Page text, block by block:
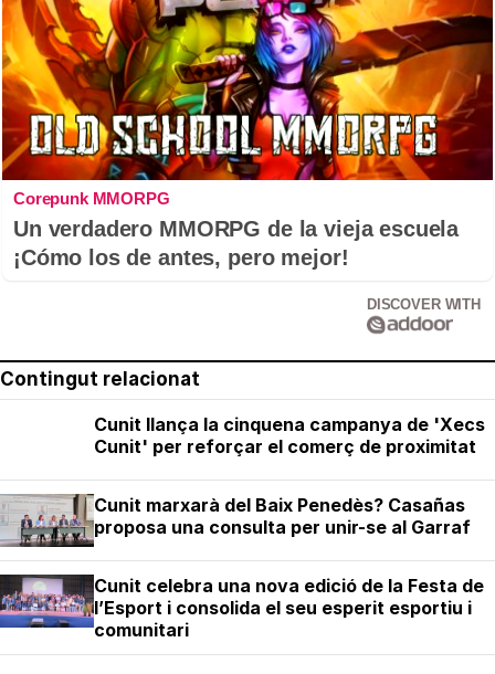
Corepunk MMORPG
Un verdadero MMORPG de la vieja escuela
¡Cómo los de antes, pero mejor!
DISCOVER WITH
Contingut relacionat
Cunit llança la cinquena campanya de 'Xecs
Cunit' per reforçar el comerç de proximitat
Cunit marxarà del Baix Penedès? Casañas
proposa una consulta per unir-se al Garraf
Cunit celebra una nova edició de la Festa de
l’Esport i consolida el seu esperit esportiu i
comunitari